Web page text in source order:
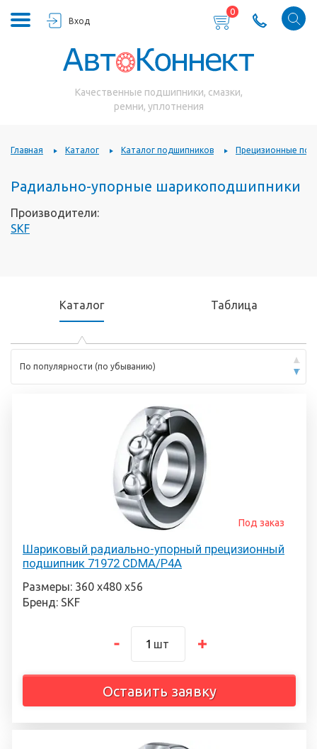
Вход
0
Качественные подшипники, смазки,
ремни, уплотнения
Главная Каталог Каталог подшипников Прецизионные
Радиально-упорные шарикоподшипники
Производители:
SKF
Каталог Таблица
По популярности (по убыванию)
Шариковый радиально-упорный прецизионный
подшипник 71972 CDMA/P4A
Под заказ
Размеры: 360 х480 х56
Бренд: SKF
шт
Оставить заявку